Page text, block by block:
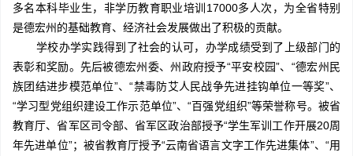
多名本科毕业生，非学历教育职业培训17000多人次，为全省特别
是德宏州的基础教育、经济社会发展做出了积极的贡献。
学校办学实践得到了社会的认可，办学成绩受到了上级部门的
表彰和奖励。先后被德宏州委、州政府授予“平安校园”、“德宏州民
族团结进步模范单位”、“禁毒防艾人民战争先进挂钩单位一等奖”、
“学习型党组织建设工作示范单位”、“百强党组织”等荣誉称号。被省
教育厅、省军区司令部、省军区政治部授予“学生军训工作开展20周
年先进单位”；被省教育厅授予“云南省语言文字工作先进集体”、“用